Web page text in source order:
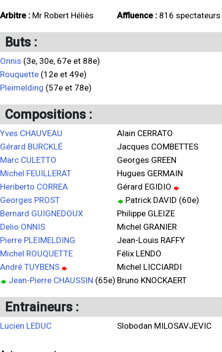
Arbitre : Mr Robert Héliès Affluence : 816 spectateurs
Buts :
Onnis (3e, 30e, 67e et 88e)
Rouquette (12e et 49e)
Pleimelding (57e et 78e)
Compositions :
Yves CHAUVEAU
Gérard BURCKLÉ
Marc CULETTO
Michel FEUILLERAT
Heriberto CORREA
Georges PROST
Bernard GUIGNEDOUX
Delio ONNIS
Pierre PLEIMELDING
Michel ROUQUETTE
André TUYBENS
Jean-Pierre CHAUSSIN (65e)
Alain CERRATO
Jacques COMBETTES
Georges GREEN
Hugues GERMAIN
Gérard EGIDIO
Patrick DAVID (60e)
Philippe GLEIZE
Michel GRANIER
Jean-Louis RAFFY
Félix LENDO
Michel LICCIARDI
Bruno KNOCKAERT
Entraineurs :
Lucien LEDUC Slobodan MILOSAVJEVIC